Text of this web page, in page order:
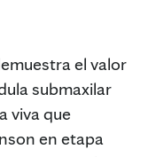
el valor
submaxilar
viva que
en etapa